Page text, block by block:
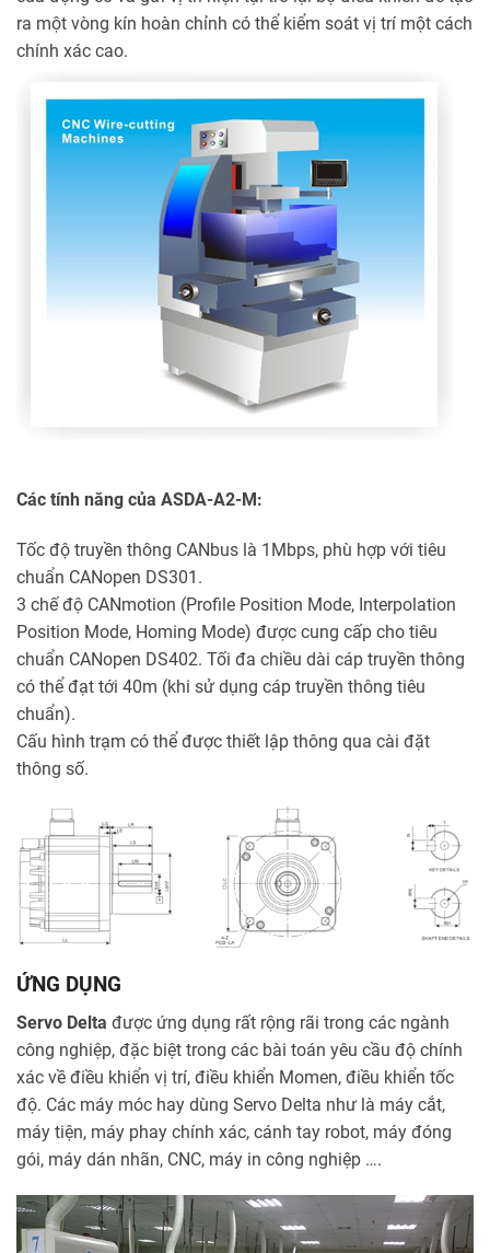
ra một vòng kín hoàn chỉnh có thể kiểm soát vị trí một cách
chính xác cao.
Các tính năng của ASDA-A2-M:
Tốc độ truyền thông CANbus là 1Mbps, phù hợp với tiêu
chuẩn CANopen DS301.
3 chế độ CANmotion (Profile Position Mode, Interpolation
Position Mode, Homing Mode) được cung cấp cho tiêu
chuẩn CANopen DS402. Tối đa chiều dài cáp truyền thông
có thể đạt tới 40m (khi sử dụng cáp truyền thông tiêu
chuẩn).
Cấu hình trạm có thể được thiết lập thông qua cài đặt
thông số.
ỨNG DỤNG
Servo Delta được ứng dụng rất rộng rãi trong các ngành
công nghiệp, đặc biệt trong các bài toán yêu cầu độ chính
xác về điều khiển vị trí, điều khiển Momen, điều khiển tốc
độ. Các máy móc hay dùng Servo Delta như là máy cắt,
máy tiện, máy phay chính xác, cánh tay robot, máy đóng
gói, máy dán nhãn, CNC, máy in công nghiệp ….